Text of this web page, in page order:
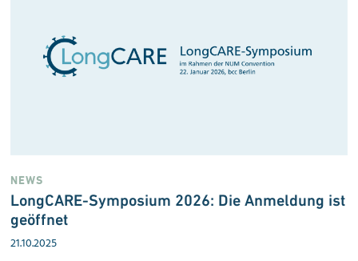
NEWS
LongCARE-Symposium 2026: Die Anmeldung ist
geöffnet
21.10.2025